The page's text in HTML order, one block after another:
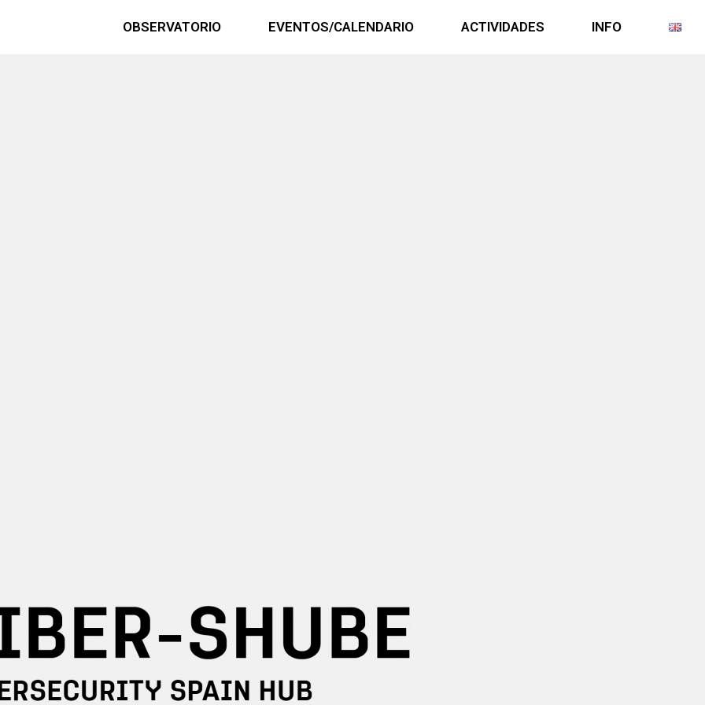
OBSERVATORIO EVENTOS/CALENDARIO ACTIVIDADES INFO